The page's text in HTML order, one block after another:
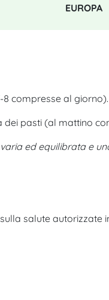
EUROPA
compresse al giorno).
pasti (al mattino
ed equilibrata e
salute